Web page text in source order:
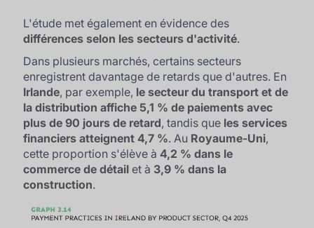
L'étude met également en évidence des
différences selon les secteurs d'activité.
Dans plusieurs marchés, certains secteurs
enregistrent davantage de retards que d'autres. En
Irlande, par exemple, le secteur du transport et de
la distribution affiche 5,1 % de paiements avec
plus de 90 jours de retard, tandis que les services
financiers atteignent 4,7 %. Au Royaume-Uni,
cette proportion s'élève à4,2 % dans le
commerce de détail et à 3,9 % dans la
construction.